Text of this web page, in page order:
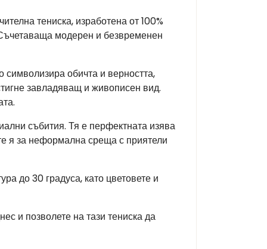
тениска, изработена от 100%
модерен и безвременен
символизира обичта и верността,
завладяващ и живописен вид.
събития. Тя е перфектната изява
я за неформална среща с приятели
до 30 градуса, като цветовете и
и позволете на тази тениска да